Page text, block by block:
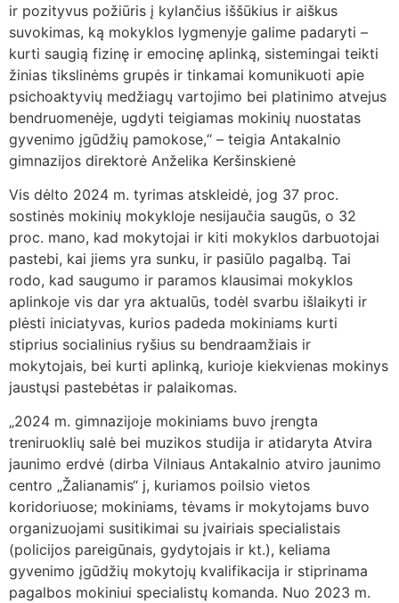
ir pozityvus požiūris į kylančius iššūkius ir aiškus
suvokimas, ką mokyklos lygmenyje galime padaryti –
kurti saugią fizinę ir emocinę aplinką, sistemingai teikti
žinias tikslinėms grupės ir tinkamai komunikuoti apie
psichoaktyvių medžiagų vartojimo bei platinimo atvejus
bendruomenėje, ugdyti teigiamas mokinių nuostatas
gyvenimo įgūdžių pamokose,“ – teigia Antakalnio
gimnazijos direktorė Anželika Keršinskienė
Vis dėlto 2024 m. tyrimas atskleidė, jog 37 proc.
sostinės mokinių mokykloje nesijaučia saugūs, o 32
proc. mano, kad mokytojai ir kiti mokyklos darbuotojai
pastebi, kai jiems yra sunku, ir pasiūlo pagalbą. Tai
rodo, kad saugumo ir paramos klausimai mokyklos
aplinkoje vis dar yra aktualūs, todėl svarbu išlaikyti ir
plėsti iniciatyvas, kurios padeda mokiniams kurti
stiprius socialinius ryšius su bendraamžiais ir
mokytojais, bei kurti aplinką, kurioje kiekvienas mokinys
jaustųsi pastebėtas ir palaikomas.
„2024 m. gimnazijoje mokiniams buvo įrengta
treniruoklių salė bei muzikos studija ir atidaryta Atvira
jaunimo erdvė (dirba Vilniaus Antakalnio atviro jaunimo
centro „Žalianamis“ j, kuriamos poilsio vietos
koridoriuose; mokiniams, tėvams ir mokytojams buvo
organizuojami susitikimai su įvairiais specialistais
(policijos pareigūnais, gydytojais ir kt.), keliama
gyvenimo įgūdžių mokytojų kvalifikacija ir stiprinama
pagalbos mokiniui specialistų komanda. Nuo 2023 m.